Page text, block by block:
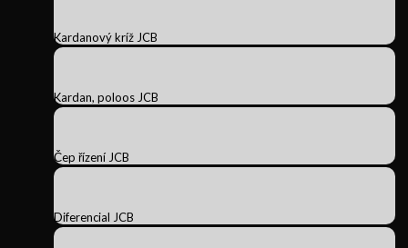
Kardanový kríž JCB
Kardan, poloos JCB
Čep řízení JCB
Diferencial JCB